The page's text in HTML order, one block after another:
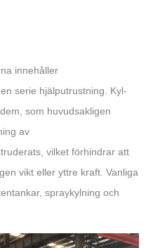
innehåller
serie hjälputrustning. Kyl-
som huvudsakligen
av
vilket förhindrar att
vikt eller yttre kraft. Vanliga
spraykylning och